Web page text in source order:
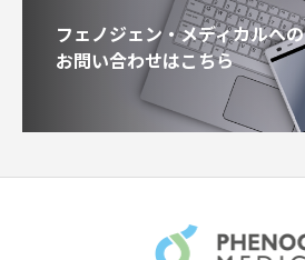
フェノジェン・メディカルへの
お問い合わせはこちら